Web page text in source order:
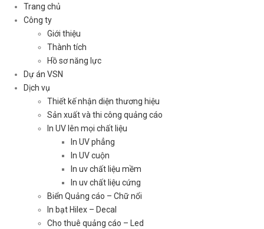
Trang chủ
Công ty
Giới thiệu
Thành tích
Hồ sơ năng lực
Dự án VSN
Dịch vụ
Thiết kế nhận diện thương hiệu
Sản xuất và thi công quảng cáo
In UV lên mọi chất liệu
In UV phẳng
In UV cuộn
In uv chất liệu mềm
In uv chất liệu cứng
Biển Quảng cáo – Chữ nổi
In bạt Hilex – Decal
Cho thuê quảng cáo – Led